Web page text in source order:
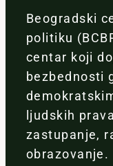
Beogradski
politiku
centar koji
bezbednosti
ljudskih
zastupanje,
obrazovanje.